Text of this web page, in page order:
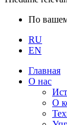
По
RU
EN
Главная
О нас
О